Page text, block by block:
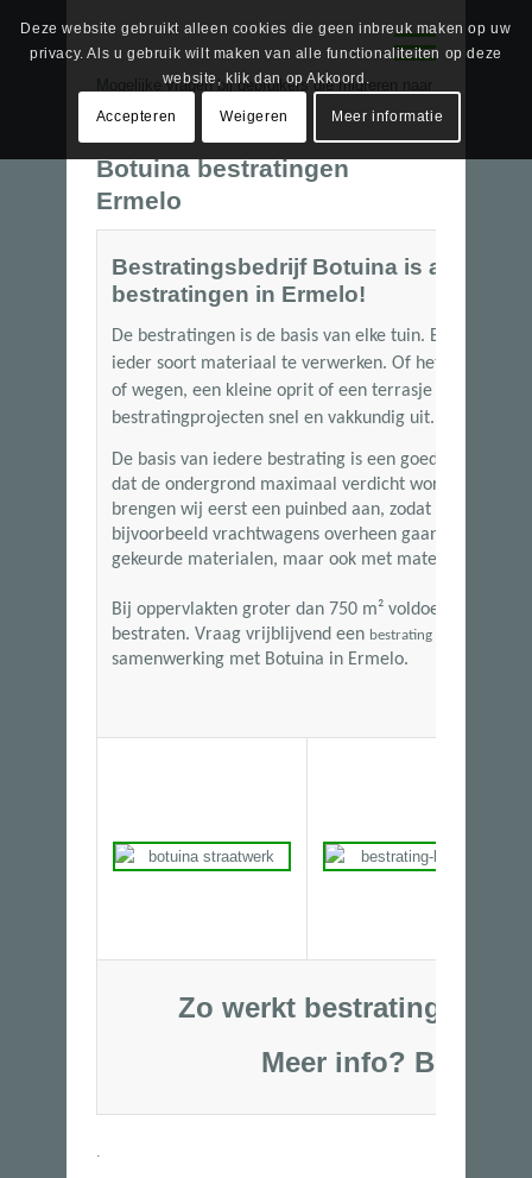
Mogelijke vragen bij gebruikers die migreren naar
Joomla! 1.5
Botuina bestratingen
Ermelo
Bestratingsbedrijf Botuina is al meer
bestratingen in Ermelo!
De bestratingen is de basis van elke tuin. Bij Botuina
ieder soort materiaal te verwerken. Of het nu gaat
of wegen, een kleine oprit of een terrasje met
bestratingprojecten snel en vakkundig uit.
De basis van iedere bestrating is een goede
dat de ondergrond maximaal verdicht wordt.
brengen wij eerst een puinbed aan, zodat de
bijvoorbeeld vrachtwagens overheen gaan. Wij
gekeurde materialen, maar ook met materialen van
Bij oppervlakten groter dan 750 m² voldoen wij aan
bestraten. Vraag vrijblijvend een bestrating offerte
samenwerking met Botuina in Ermelo.
Zo werkt
Meer info? Bel
.
Deze website gebruikt alleen cookies die geen inbreuk maken op uw
privacy. Als u gebruik wilt maken van alle functionaliteiten op deze
website, klik dan op Akkoord.
Accepteren Weigeren Meer informatie